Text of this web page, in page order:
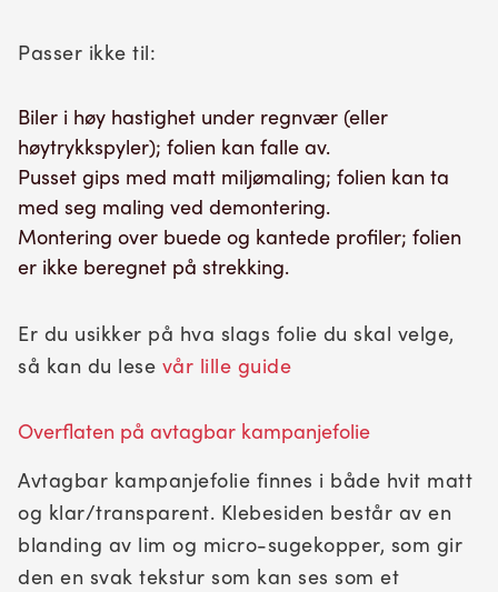
Passer ikke til:
Biler i høy hastighet under regnvær (eller
høytrykkspyler); folien kan falle av.
Pusset gips med matt miljømaling; folien kan ta
med seg maling ved demontering.
Montering over buede og kantede profiler; folien
er ikke beregnet på strekking.
Er du usikker på hva slags folie du skal velge,
så kan du lese vår lille guide
Overflaten på avtagbar kampanjefolie
Avtagbar kampanjefolie finnes i både hvit matt
og klar/transparent. Klebesiden består av en
blanding av lim og micro-sugekopper, som gir
den en svak tekstur som kan ses som et